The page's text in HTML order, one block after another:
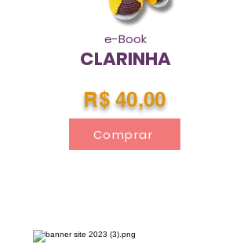
e-Book
CLARINHA
R$ 40,00
Comprar